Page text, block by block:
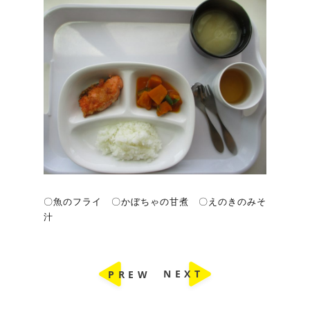
〇魚のフライ 〇かぼちゃの甘煮 〇えのきのみそ
汁